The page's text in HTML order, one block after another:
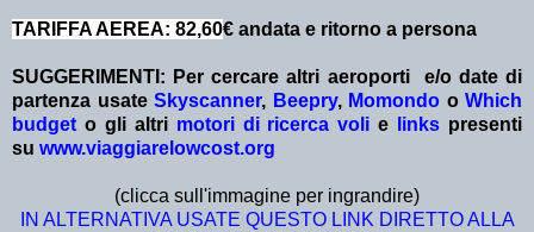
TARIFFA AEREA: 82,60€ andata e ritorno a persona
SUGGERIMENTI: Per cercare altri aeroporti e/o date di
partenza usate Skyscanner, Beepry, Momondo o Which
budget o gli altri motori di ricerca voli e links presenti
su www.viaggiarelowcost.org
(clicca sull'immagine per ingrandire)
IN ALTERNATIVA USATE QUESTO LINK DIRETTO ALLA